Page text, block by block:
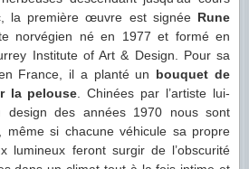
la première œuvre est signée Rune
norvégien né en 1977 et formé en
Institute of Art & Design. Pour sa
France, il a planté un bouquet de
la pelouse . Chinées par l’artiste lui-
design des années 1970 nous sont
même si chacune véhicule sa propre
lumineux feront surgir de l’obscurité